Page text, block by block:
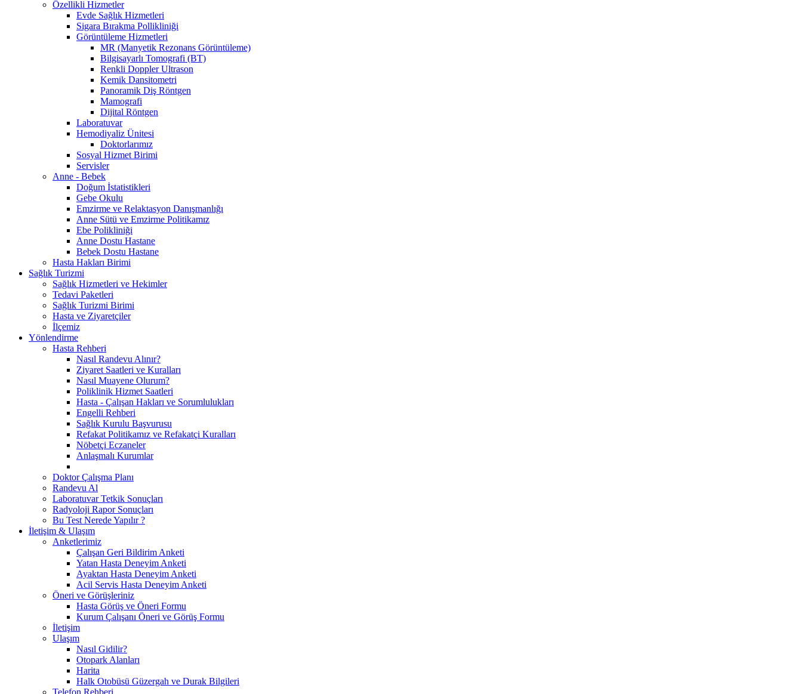
Özellikli Hizmetler
Evde Sağlık Hizmetleri
Sigara Bırakma Pollikliniği
Görüntüleme Hizmetleri
MR (Manyetik Rezonans Görüntüleme)
Bilgisayarlı Tomografi (BT)
Renkli Doppler Ultrason
Kemik Dansitometri
Panoramik Diş Röntgen
Mamografi
Dijital Röntgen
Laboratuvar
Hemodiyaliz Ünitesi
Doktorlarımız
Sosyal Hizmet Birimi
Servisler
Anne - Bebek
Doğum İstatistikleri
Gebe Okulu
Emzirme ve Relaktasyon Danışmanlığı
Anne Sütü ve Emzirme Politikamız
Ebe Polikliniği
Anne Dostu Hastane
Bebek Dostu Hastane
Hasta Hakları Birimi
Sağlık Turizmi
Sağlık Hizmetleri ve Hekimler
Tedavi Paketleri
Sağlık Turizmi Birimi
Hasta ve Ziyaretçiler
İlçemiz
Yönlendirme
Hasta Rehberi
Nasıl Randevu Alınır?
Ziyaret Saatleri ve Kuralları
Nasıl Muayene Olurum?
Poliklinik Hizmet Saatleri
Hasta - Çalışan Hakları ve Sorumlulukları
Engelli Rehberi
Sağlık Kurulu Başvurusu
Refakat Politikamız ve Refakatçi Kuralları
Nöbetçi Eczaneler
Anlaşmalı Kurumlar
Doktor Çalışma Planı
Randevu Al
Laboratuvar Tetkik Sonuçları
Radyoloji Rapor Sonuçları
Bu Test Nerede Yapılır ?
İletişim & Ulaşım
Anketlerimiz
Çalışan Geri Bildirim Anketi
Yatan Hasta Deneyim Anketi
Ayaktan Hasta Deneyim Anketi
Acil Servis Hasta Deneyim Anketi
Öneri ve Görüşleriniz
Hasta Görüş ve Öneri Formu
Kurum Çalışanı Öneri ve Görüş Formu
İletişim
Ulaşım
Nasıl Gidilir?
Otopark Alanları
Harita
Halk Otobüsü Güzergah ve Durak Bilgileri
Telefon Rehberi